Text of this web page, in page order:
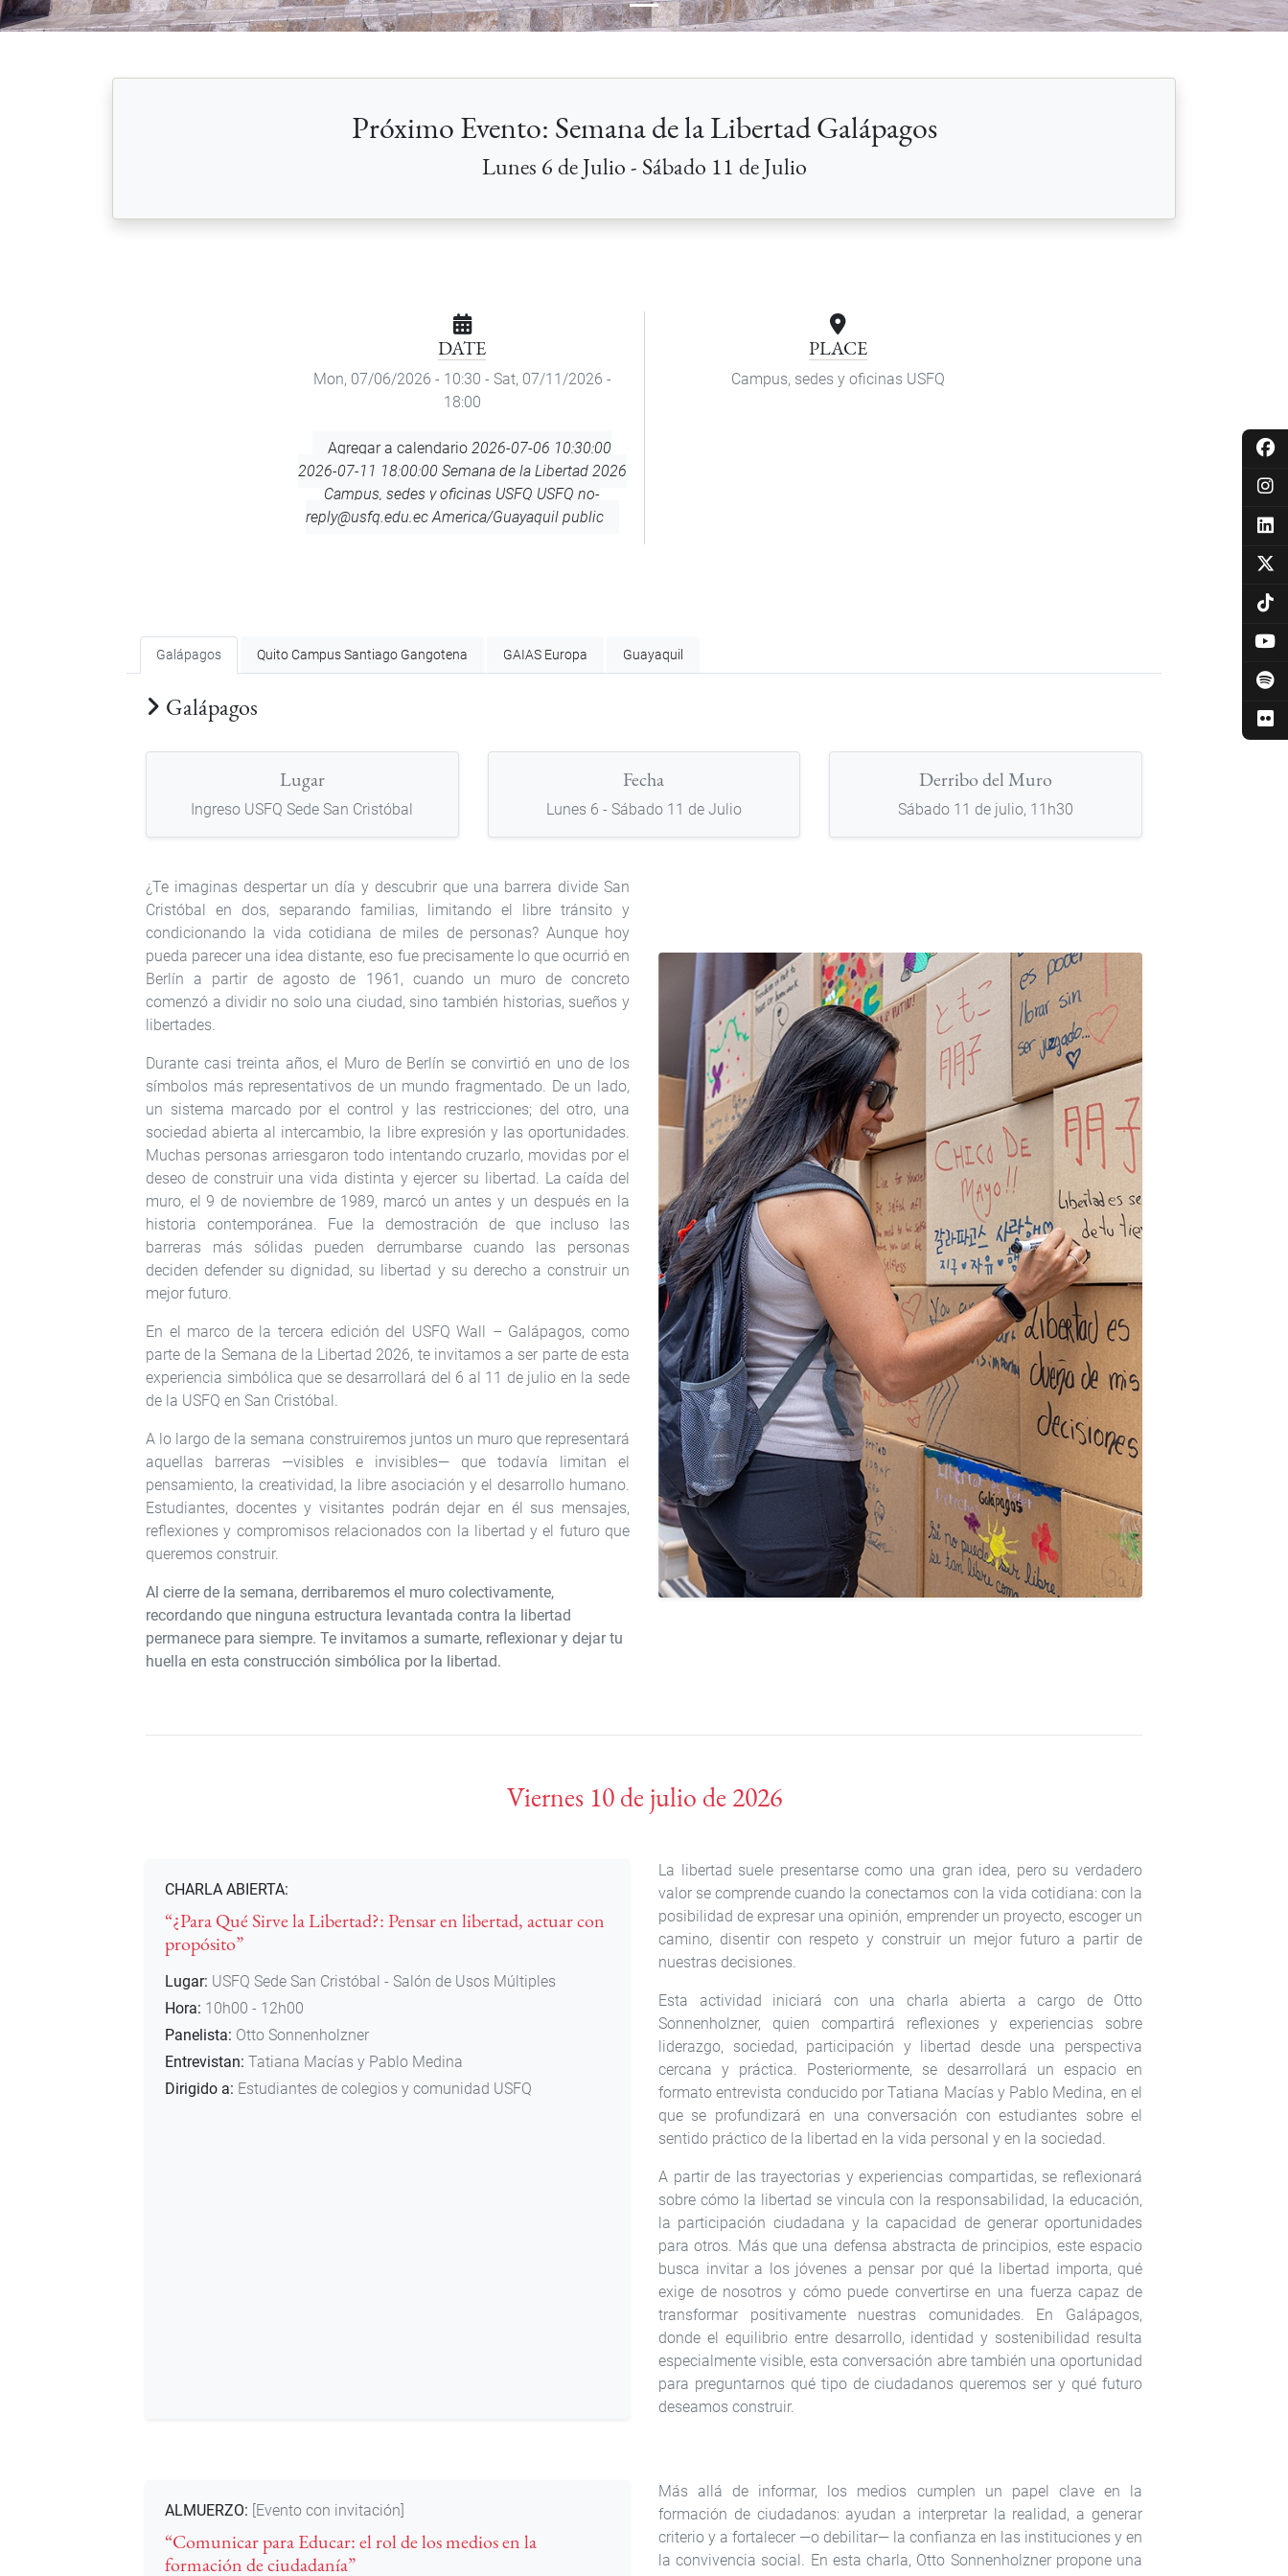
Próximo Evento: Semana de la Libertad Galápagos
Lunes 6 de Julio - Sábado 11 de Julio
DATE
Mon, 07/06/2026 - 10:30 - Sat, 07/11/2026 -
18:00
to
Calendar
Agregar a calendario 2026-07-06 10:30:00
2026-07-11 18:00:00 Semana de la Libertad 2026
Campus, sedes y oficinas USFQ USFQ no-
reply@usfq.edu.ec America/Guayaquil public
PLACE
Campus, sedes y oficinas USFQ
Galápagos Quito Campus Santiago Gangotena GAIAS Europa Guayaquil
Galápagos
Lugar
Ingreso USFQ Sede San Cristóbal
Fecha
Lunes 6 - Sábado 11 de Julio
Derribo del Muro
Sábado 11 de julio, 11h30
¿Te imaginas despertar un día y descubrir que una barrera divide San
Cristóbal en dos, separando familias, limitando el libre tránsito y
condicionando la vida cotidiana de miles de personas? Aunque hoy
pueda parecer una idea distante, eso fue precisamente lo que ocurrió en
Berlín a partir de agosto de 1961, cuando un muro de concreto
comenzó a dividir no solo una ciudad, sino también historias, sueños y
libertades.
Durante casi treinta años, el Muro de Berlín se convirtió en uno de los
símbolos más representativos de un mundo fragmentado. De un lado,
un sistema marcado por el control y las restricciones; del otro, una
sociedad abierta al intercambio, la libre expresión y las oportunidades.
Muchas personas arriesgaron todo intentando cruzarlo, movidas por el
deseo de construir una vida distinta y ejercer su libertad. La caída del
muro, el 9 de noviembre de 1989, marcó un antes y un después en la
historia contemporánea. Fue la demostración de que incluso las
barreras más sólidas pueden derrumbarse cuando las personas
deciden defender su dignidad, su libertad y su derecho a construir un
mejor futuro.
En el marco de la tercera edición del USFQ Wall – Galápagos, como
parte de la Semana de la Libertad 2026, te invitamos a ser parte de esta
experiencia simbólica que se desarrollará del 6 al 11 de julio en la sede
de la USFQ en San Cristóbal.
A lo largo de la semana construiremos juntos un muro que representará
aquellas barreras —visibles e invisibles— que todavía limitan el
pensamiento, la creatividad, la libre asociación y el desarrollo humano.
Estudiantes, docentes y visitantes podrán dejar en él sus mensajes,
reflexiones y compromisos relacionados con la libertad y el futuro que
queremos construir.
Al cierre de la semana, derribaremos el muro colectivamente,
recordando que ninguna estructura levantada contra la libertad
permanece para siempre. Te invitamos a sumarte, reflexionar y dejar tu
huella en esta construcción simbólica por la libertad.
Viernes 10 de julio de 2026
CHARLA ABIERTA:
“¿Para Qué Sirve la Libertad?: Pensar en libertad, actuar con
propósito”
Lugar: USFQ Sede San Cristóbal - Salón de Usos Múltiples
Hora: 10h00 - 12h00
Panelista: Otto Sonnenholzner
Entrevistan: Tatiana Macías y Pablo Medina
Dirigido a: Estudiantes de colegios y comunidad USFQ
La libertad suele presentarse como una gran idea, pero su verdadero
valor se comprende cuando la conectamos con la vida cotidiana: con la
posibilidad de expresar una opinión, emprender un proyecto, escoger un
camino, disentir con respeto y construir un mejor futuro a partir de
nuestras decisiones.
Esta actividad iniciará con una charla abierta a cargo de Otto
Sonnenholzner, quien compartirá reflexiones y experiencias sobre
liderazgo, sociedad, participación y libertad desde una perspectiva
cercana y práctica. Posteriormente, se desarrollará un espacio en
formato entrevista conducido por Tatiana Macías y Pablo Medina, en el
que se profundizará en una conversación con estudiantes sobre el
sentido práctico de la libertad en la vida personal y en la sociedad.
A partir de las trayectorias y experiencias compartidas, se reflexionará
sobre cómo la libertad se vincula con la responsabilidad, la educación,
la participación ciudadana y la capacidad de generar oportunidades
para otros. Más que una defensa abstracta de principios, este espacio
busca invitar a los jóvenes a pensar por qué la libertad importa, qué
exige de nosotros y cómo puede convertirse en una fuerza capaz de
transformar positivamente nuestras comunidades. En Galápagos,
donde el equilibrio entre desarrollo, identidad y sostenibilidad resulta
especialmente visible, esta conversación abre también una oportunidad
para preguntarnos qué tipo de ciudadanos queremos ser y qué futuro
deseamos construir.
ALMUERZO: [Evento con invitación]
“Comunicar para Educar: el rol de los medios en la
formación de ciudadanía”
Más allá de informar, los medios cumplen un papel clave en la
formación de ciudadanos: ayudan a interpretar la realidad, a generar
criterio y a fortalecer —o debilitar— la confianza en las instituciones y en
la convivencia social. En esta charla, Otto Sonnenholzner propone una